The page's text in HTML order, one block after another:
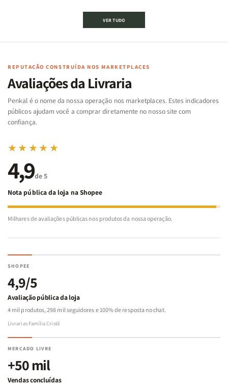
Cartas
Famílias
Bíblia
-
Penkal
Jogo
Cartas
Famílias
da
Bíblia
-
Penkal
Jogo
|
de
|
VER TUDO
REPUTAÇÃO CONSTRUÍDA NOS MARKETPLACES
Avaliações da Livraria
Penkal é o nome da nossa operação nos marketplaces. Estes indicadores
públicos ajudam você a comprar diretamente no nosso site com
confiança.
★★★★★
4,9de 5
Nota pública da loja na Shopee
Milhares de avaliações públicas nos produtos da nossa operação.
SHOPEE
4,9/5
Avaliação pública da loja
4 mil produtos, 298 mil seguidores e 100% de resposta no chat.
Livrarias Família Cristã
MERCADO LIVRE
+50 mil
Vendas concluídas